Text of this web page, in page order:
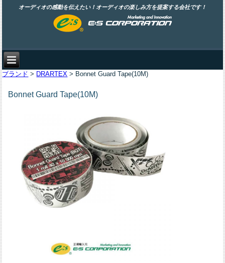
オーディオの感動を伝えたい！オーディオの楽しみ方を提案する会社です！
ブランド > DRARTEX > Bonnet Guard Tape(10M)
Bonnet Guard Tape(10M)